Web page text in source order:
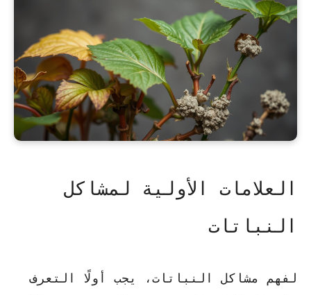
العلامات الأولية لمشاكل
النباتات
لفهم مشاكل النباتات، يجب أولًا التعرف